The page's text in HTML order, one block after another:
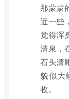
那蒙蒙
近一些
觉得浑
清泉，
石头清
貌似大
收。